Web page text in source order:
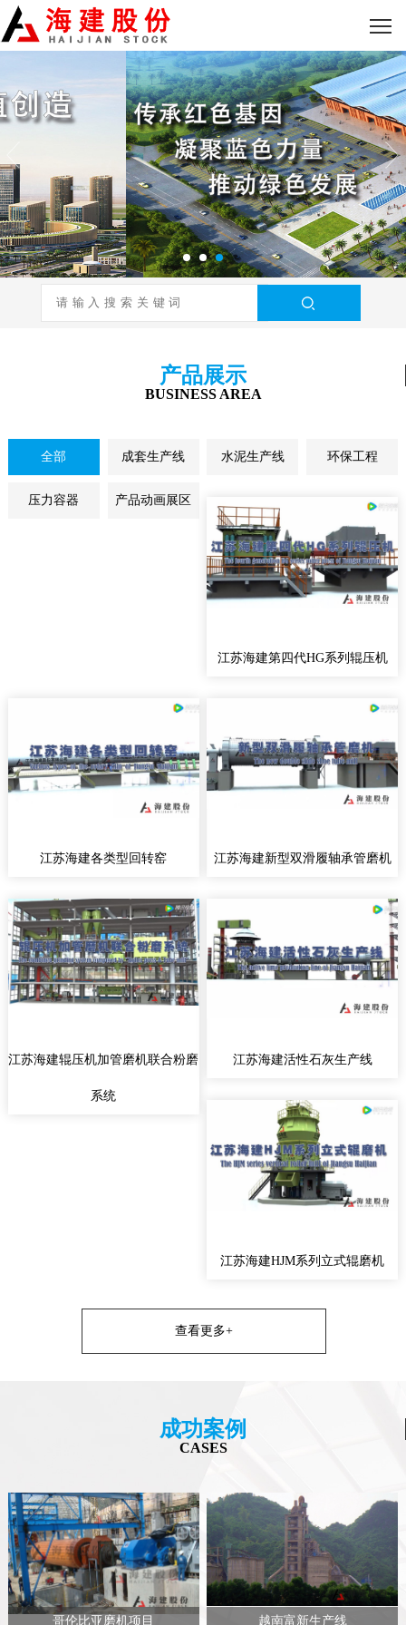
产品展示
BUSINESS AREA
全部 成套生产线 水泥生产线 环保工程
压力容器 产品动画展区
江苏海建第四代HG系列辊压机
江苏海建各类型回转窑 江苏海建新型双滑履轴承管磨机
江苏海建辊压机加管磨机联合粉磨
系统
江苏海建活性石灰生产线
江苏海建HJM系列立式辊磨机
查看更多+
成功案例
CASES
哥伦比亚磨机项目 越南富新生产线